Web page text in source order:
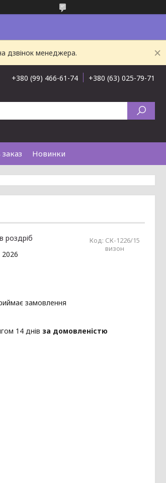
дзвінок менеджера.
+380 (99) 466-61-74 +380 (63) 025-79-71
Новинки
роздріб Код: СК-1226/15
визон
2026
замовлення
14 днів за домовленістю